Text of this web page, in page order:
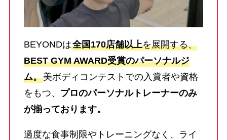
BEYONDは全国170店舗以上を展開する、
BEST GYM AWARD受賞のパーソナルジ
ム。美ボディコンテストでの入賞者や資格
をもつ、 プロのパーソナルトレーナーのみ
が揃っております。
過度な食事制限やトレーニングなく、ライ